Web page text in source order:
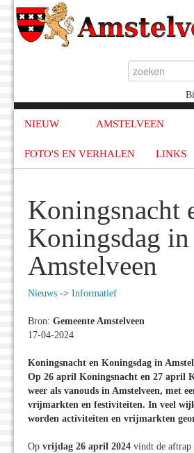
NIEUW AMSTELVEEN
FOTO'S EN VERHALEN LINKS
Koningsnacht
Koningsdag in
Amstelveen
Nieuws -> Informatief
Bron: Gemeente Amstelveen
17-04-2024
Koningsnacht en Koningsdag in
Op 26 april Koningsnacht en 27 april
weer als vanouds in Amstelveen, met
vrĳmarkten en festiviteiten. In veel
worden activiteiten en vrijmarkten
Op vrijdag 26 april 2024 vindt de aftrap